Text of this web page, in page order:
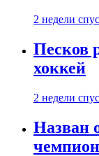
2 недели
Песков
хоккей
2 недели
Назван